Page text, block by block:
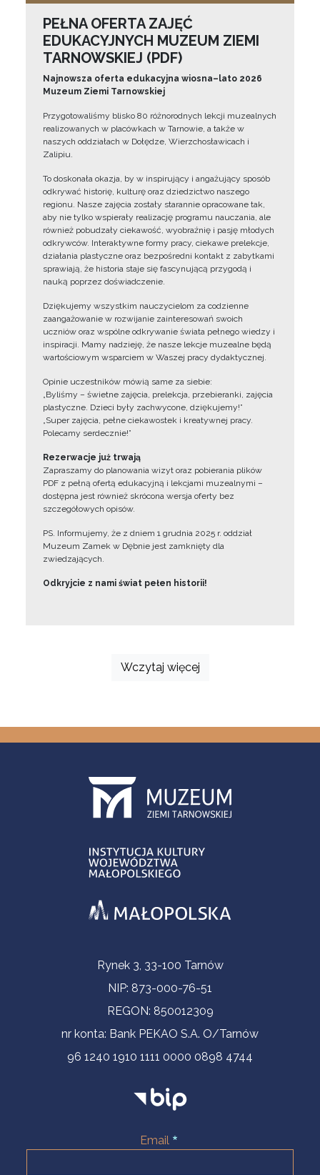
PEŁNA OFERTA ZAJĘĆ
EDUKACYJNYCH MUZEUM ZIEMI
TARNOWSKIEJ (PDF)
Najnowsza oferta edukacyjna wiosna–lato 2026
Muzeum Ziemi Tarnowskiej
Przygotowaliśmy blisko 80 różnorodnych lekcji muzealnych
realizowanych w placówkach w Tarnowie, a także w
naszych oddziałach w Dołędze, Wierzchosławicach i
Zalipiu.
To doskonała okazja, by w inspirujący i angażujący sposób
odkrywać historię, kulturę oraz dziedzictwo naszego
regionu. Nasze zajęcia zostały starannie opracowane tak,
aby nie tylko wspierały realizację programu nauczania, ale
również pobudzały ciekawość, wyobraźnię i pasję młodych
odkrywców. Interaktywne formy pracy, ciekawe prelekcje,
działania plastyczne oraz bezpośredni kontakt z zabytkami
sprawiają, że historia staje się fascynującą przygodą i
nauką poprzez doświadczenie.
Dziękujemy wszystkim nauczycielom za codzienne
zaangażowanie w rozwijanie zainteresowań swoich
uczniów oraz wspólne odkrywanie świata pełnego wiedzy i
inspiracji. Mamy nadzieję, że nasze lekcje muzealne będą
wartościowym wsparciem w Waszej pracy dydaktycznej.
Opinie uczestników mówią same za siebie:
„Byliśmy – świetne zajęcia, prelekcja, przebieranki, zajęcia
plastyczne. Dzieci były zachwycone, dziękujemy!”
„Super zajęcia, pełne ciekawostek i kreatywnej pracy.
Polecamy serdecznie!”
Rezerwacje już trwają
Zapraszamy do planowania wizyt oraz pobierania plików
PDF z pełną ofertą edukacyjną i lekcjami muzealnymi –
dostępna jest również skrócona wersja oferty bez
szczegółowych opisów.
PS. Informujemy, że z dniem 1 grudnia 2025 r. oddział
Muzeum Zamek w Dębnie jest zamknięty dla
zwiedzających.
Odkryjcie z nami świat pełen historii!
Wczytaj więcej
Informacje kontaktoweRynek 3, 33-100 Tarnów
NIP: 873-000-76-51
REGON: 850012309
nr konta: Bank PEKAO S.A. O/Tarnów
96 1240 1910 1111 0000 0898 4744
Email